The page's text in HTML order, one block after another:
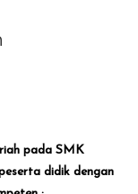
pada SMK
didik dengan